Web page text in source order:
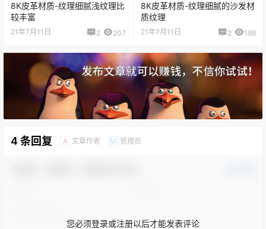
8K皮革材质-纹理细腻浅纹理比
较丰富
21年7月11日 2 207
8K皮革材质-纹理细腻的沙发材
质纹理
21年7月11日 2 198
4 条回复 A 文章作者 M 管理员
您必须登录或注册以后才能发表评论